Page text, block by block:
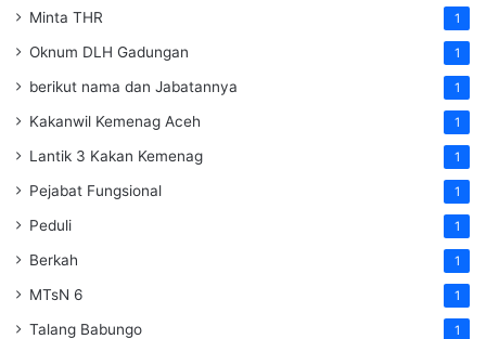
Minta THR 1
Oknum DLH Gadungan 1
berikut nama dan Jabatannya 1
Kakanwil Kemenag Aceh 1
Lantik 3 Kakan Kemenag 1
Pejabat Fungsional 1
Peduli 1
Berkah 1
MTsN 6 1
Talang Babungo 1